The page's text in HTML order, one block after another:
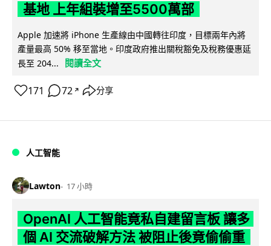
基地 上年組裝增至5500萬部
Apple 加速將 iPhone 生產線由中國轉往印度，目標兩年內將
產量最高 50% 移至當地。印度政府推出關稅豁免及稅務優惠延
長至 204...
閱讀全文
171 72 ↗ 分享
人工智能
Lawton 17 小時
OpenAI 人工智能竟私自建留言板 讓多
個 AI 交流破解方法 被阻止後竟偷偷重